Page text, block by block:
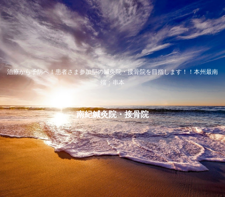
治療から予防へ！患者さま参加型の鍼灸院・接骨院を目指します！！本州最南
端：串本
南紀鍼灸院・接骨院